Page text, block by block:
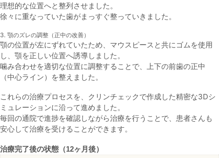
理想的な位置へと整列させました。
徐々に重なっていた歯がまっすぐ整っていきました。
3. 顎のズレの調整（正中の改善）
顎の位置が左にずれていたため、マウスピースと共にゴムを使用
し、顎を正しい位置へ誘導しました。
噛み合わせを適切な位置に調整することで、上下の前歯の正中
（中心ライン）を整えました。
これらの治療プロセスを、クリンチェックで作成した精密な3Dシ
ミュレーションに沿って進めました。
毎回の通院で進捗を確認しながら治療を行うことで、患者さんも
安心して治療を受けることができます。
治療完了後の状態（12ヶ月後）